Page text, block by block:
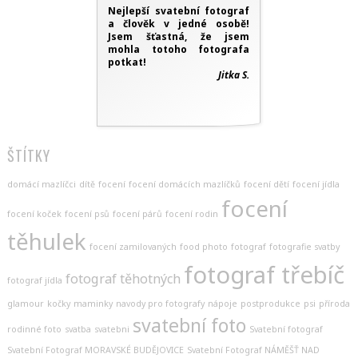
Nejlepší svatební fotograf
a člověk v jedné osobě!
Jsem šťastná, že jsem
mohla totoho fotografa
potkat!
Jitka S.
ŠTÍTKY
domácí mazlíčci dítě focení focení domácích mazlíčků focení dětí focení jídla
focení koček focení psů focení párů focení rodin focení
těhulek focení zamilovaných food photo fotograf fotografie svatby
fotograf jídla fotograf těhotných fotograf třebíč
glamour kočky maminky navody pro fotografy nápoje postprodukce psi příroda
rodinné foto svatba svatebni svatební foto Svatební fotograf
Svatební Fotograf MORAVSKÉ BUDĚJOVICE Svatební Fotograf NÁMĚŠŤ NAD